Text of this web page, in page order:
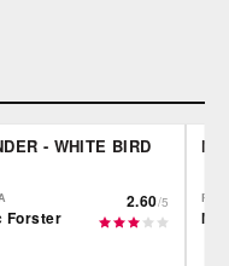
- WHITE BIRD
Forster
2.60/5